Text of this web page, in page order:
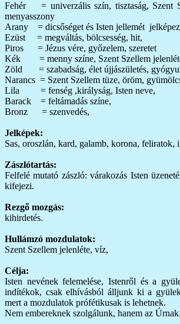
Fehér = univerzális szín, tisztaság, Szent
menyasszony
Arany = dicsőséget és Isten jellemét
Ezüst = megváltás, bölcsesség, hit,
Piros = Jézus vére, győzelem, szeretet
Kék = menny színe, Szent Szellem
Zöld = szabadság, élet újjászületés,
Narancs = Szent Szellem tüze, öröm,
Lila = fenség ,királyság, Isten neve,
Barack = feltámadás színe,
Bronz = szenvedés,
Jelképek:
Sas, oroszlán, kard, galamb, korona, feliratok,
Zászlótartás:
Felfelé mutató zászló: várakozás Isten
kifejezi.
Rezgő mozgás:
kihirdetés.
Hullámzó mozdulatok:
Szent Szellem jelenléte, víz,
Célja:
Isten nevének felemelése, Istenről és a
indítékok, csak elhívásból álljunk ki a
mert a mozdulatok prófétikusak is lehetnek.
Nem embereknek szolgálunk, hanem az Úrnak.